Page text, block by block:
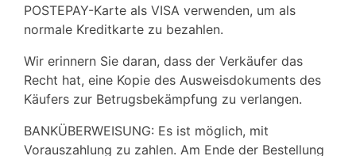
POSTEPAY-Karte als VISA verwenden, um als
normale Kreditkarte zu bezahlen.
Wir erinnern Sie daran, dass der Verkäufer das
Recht hat, eine Kopie des Ausweisdokuments des
Käufers zur Betrugsbekämpfung zu verlangen.
BANKÜBERWEISUNG: Es ist möglich, mit
Vorauszahlung zu zahlen. Am Ende der Bestellung